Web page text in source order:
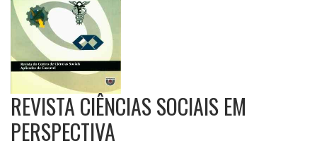
REVISTA CIÊNCIAS SOCIAIS EM
PERSPECTIVA